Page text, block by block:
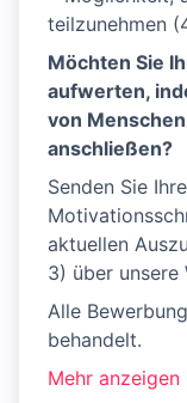
teilzunehmen
Möchten Sie
aufwerten,
von
anschließen?
Senden Sie
aktuellen
3) über unsere
Alle
behandelt.
Mehr anzeigen